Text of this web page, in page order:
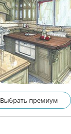
Выбрать премиум